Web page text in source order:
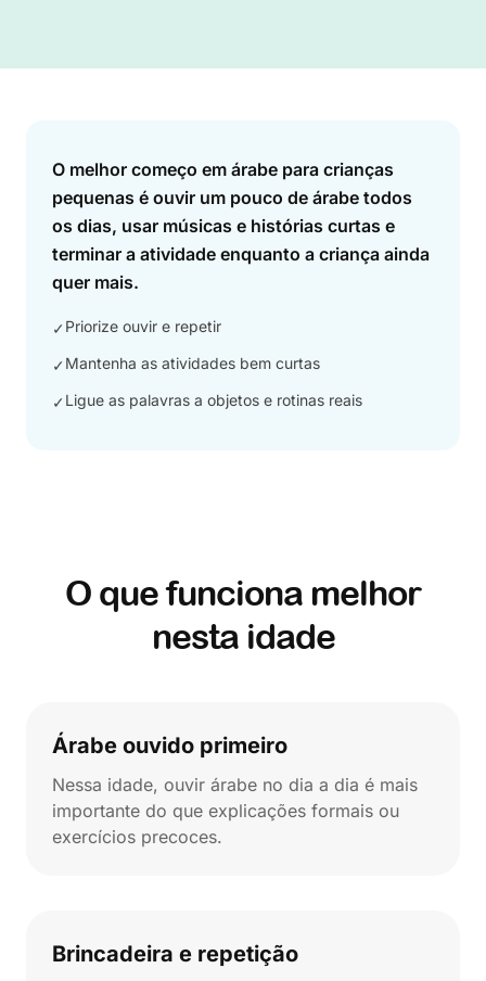
Answer
O melhor começo em árabe para crianças
pequenas é ouvir um pouco de árabe todos
os dias, usar músicas e histórias curtas e
terminar a atividade enquanto a criança ainda
quer mais.
✓Priorize ouvir e repetir
✓Mantenha as atividades bem curtas
✓Ligue as palavras a objetos e rotinas reais
O que funciona melhor
nesta idade
Árabe ouvido primeiro
Nessa idade, ouvir árabe no dia a dia é mais
importante do que explicações formais ou
exercícios precoces.
Brincadeira e repetição